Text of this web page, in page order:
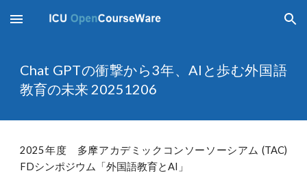
Skip to main content Skip to navigation
Chat GPTの衝撃から3年、AIと歩む外国語
教育の未来 20251206
2025年度 多摩アカデミックコンソーソーシアム (TAC)
FDシンポジウム「外国語教育とAI」